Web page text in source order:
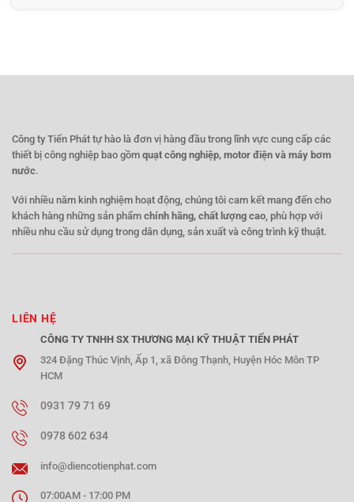
Công ty Tiến Phát tự hào là đơn vị hàng đầu trong lĩnh vực cung cấp các
thiết bị công nghiệp bao gồm quạt công nghiệp, motor điện và máy bơm
nước.
Với nhiều năm kinh nghiệm hoạt động, chúng tôi cam kết mang đến cho
khách hàng những sản phẩm chính hãng, chất lượng cao , phù hợp với
nhiều nhu cầu sử dụng trong dân dụng, sản xuất và công trình kỹ thuật.
LIÊN HỆ
CÔNG TY TNHH SX THƯƠNG MẠI KỸ THUẬT TIẾN PHÁT
324 Đặng Thúc Vịnh, Ấp 1, xã Đông Thạnh, Huyện Hóc Môn TP
HCM
0931 79 71 69
0978 602 634
info@diencotienphat.com
07:00AM - 17:00 PM